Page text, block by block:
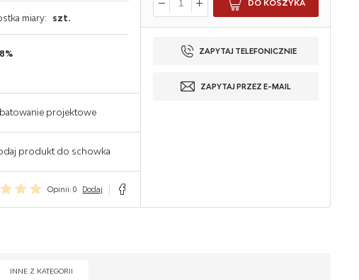
miary: szt.
8%
projektowe
produkt do schowka
Opinii: 0 Dodaj
DO KOSZYKA
ZAPYTAJ TELEFONICZNIE
ZAPYTAJ PRZEZ E-MAIL
INNE Z KATEGORII